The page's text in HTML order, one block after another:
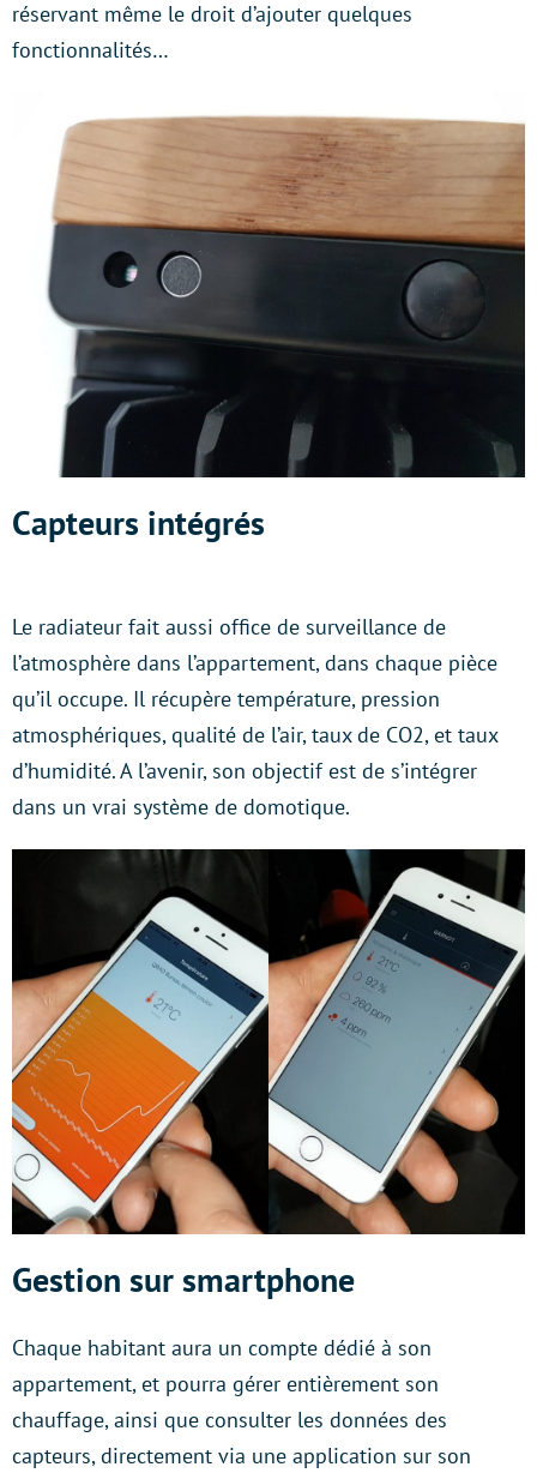
réservant même le droit d’ajouter quelques
fonctionnalités…
Capteurs intégrés
Le radiateur fait aussi office de surveillance de
l’atmosphère dans l’appartement, dans chaque pièce
qu’il occupe. Il récupère température, pression
atmosphériques, qualité de l’air, taux de CO2, et taux
d’humidité. A l’avenir, son objectif est de s’intégrer
dans un vrai système de domotique.
Gestion sur smartphone
Chaque habitant aura un compte dédié à son
appartement, et pourra gérer entièrement son
chauffage, ainsi que consulter les données des
capteurs, directement via une application sur son